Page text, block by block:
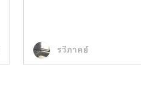
รวีภาคย์